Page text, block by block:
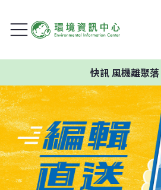
快訊風機離聚落